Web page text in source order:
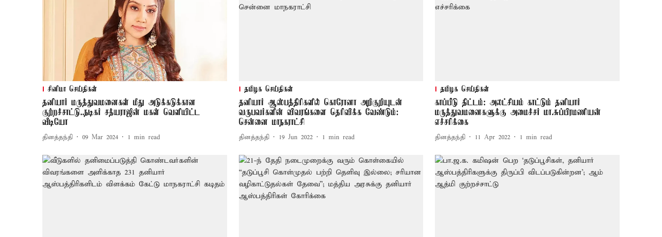
சினிமா செய்திகள்
தனியார் மருத்துவமனைகள் மீது அடுக்கடுக்கான
குற்றச்சாட்டு..நடிகர் சத்யராஜின் மகள் வெளியிட்ட
வீடியோ
தினத்தந்தி 09 Mar 2024 1 min read
தமிழக செய்திகள்
தனியார் ஆஸ்பத்திரிகளில் கொரோனா அறிகுறியுடன்
வருபவர்களின் விவரங்களை தெரிவிக்க வேண்டும்:
சென்னை மாநகராட்சி
தினத்தந்தி 19 Jun 2022 1 min read
தமிழக செய்திகள்
காப்பீடு திட்டம்: அலட்சியம் காட்டும் தனியார்
மருத்துவமனைகளுக்கு அமைச்சர் மா.சுப்பிரமணியன்
எச்சரிக்கை
தினத்தந்தி 11 Apr 2022 1 min read